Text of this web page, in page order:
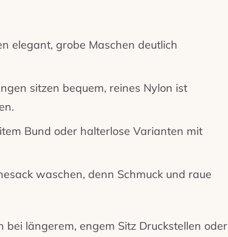
elegant, grobe Maschen deutlich
sitzen bequem, reines Nylon ist
Bund oder halterlose Varianten mit
waschen, denn Schmuck und raue
längerem, engem Sitz Druckstellen oder